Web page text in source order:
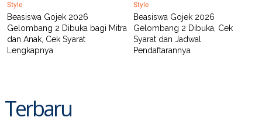
Style
Beasiswa Gojek 2026
Gelombang 2 Dibuka bagi Mitra
dan Anak, Cek Syarat
Lengkapnya
Style
Beasiswa Gojek 2026
Gelombang 2 Dibuka, Cek
Syarat dan Jadwal
Pendaftarannya
Terbaru